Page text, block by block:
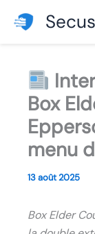
Box
menu
13 août 2025
Box Elder